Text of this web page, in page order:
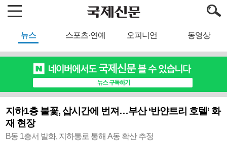
뉴스 스포츠·연예 오피니언 동영상
지하1층 불꽃, 삽시간에 번져…부산 ‘반얀트리 호텔’ 화
재 현장
B동 1층서 발화, 지하통로 통해 A동 확산 추정